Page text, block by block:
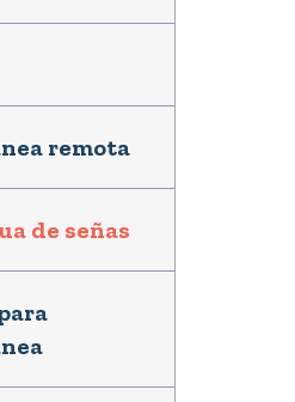
remota
de señas